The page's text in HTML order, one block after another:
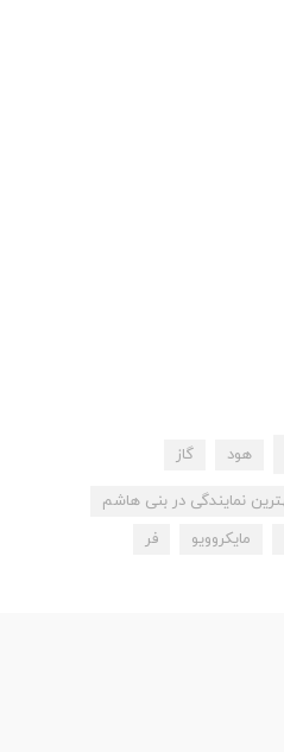
هود گاز
نمایندگی در بنی هاشم
مایکروویو فر